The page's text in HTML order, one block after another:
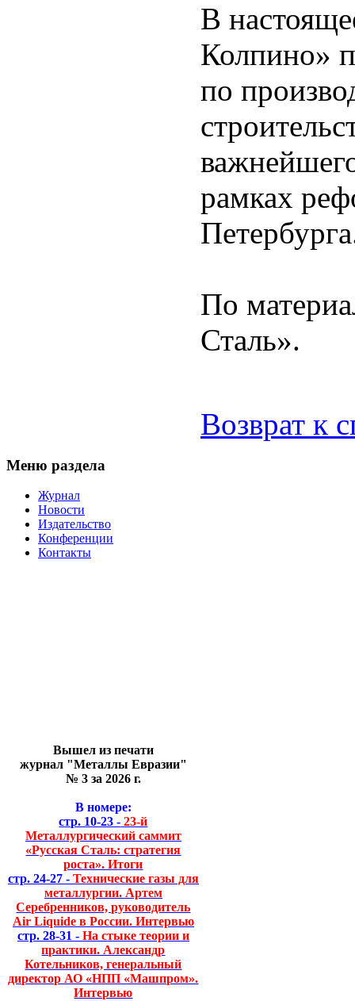
В
Колпино»
по
рамках
По
Сталь».
Возврат к
Меню раздела
Журнал
Новости
Издательство
Конференции
Контакты
Вышел из печати
журнал "Металлы Евразии"
№ 3 за 2026 г.
В номере:
стр. 10-23 - 23-й
Металлургический саммит
«Русская Сталь: стратегия
роста». Итоги
стр. 24-27 - Технические газы для
металлургии. Артем
Серебренников, руководитель
Air Liquide в России. Интервью
стр. 28-31 - На стыке теории и
практики. Александр
Котельников, генеральный
директор АО «НПП «Машпром».
Интервью